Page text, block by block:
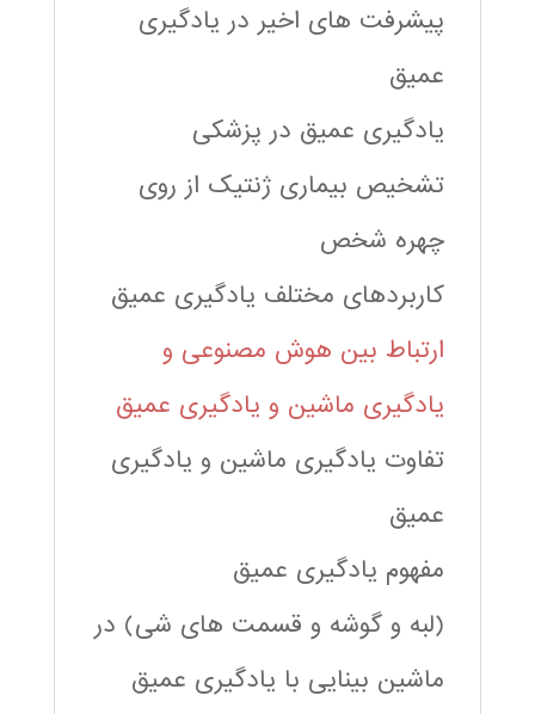
پیشرفت های اخیر در یادگیری
عمیق
یادگیری عمیق در پزشکی
تشخیص بیماری ژنتیک از روی
چهره شخص
کاربردهای مختلف یادگیری عمیق
ارتباط بین هوش مصنوعی و
یادگیری ماشین و یادگیری عمیق
تفاوت یادگیری ماشین و یادگیری
عمیق
مفهوم یادگیری عمیق
(لبه و گوشه و قسمت های شی) در
ماشین بینایی با یادگیری عمیق